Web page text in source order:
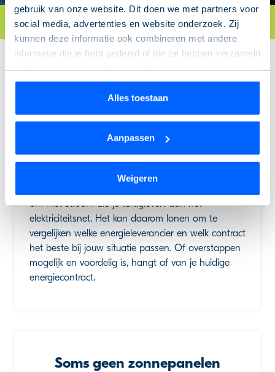
gebruik van onze website. Dit doen we met partners voor
social media, advertenties en website onderzoek. Zij
kunnen deze informatie ook combineren met andere
informatie die je hebt gedeeld of die ze hebben verzameld
Wil je je keuze aanpassen of je toestemming intrekken?
Dat kan op elk moment via de link ‘cookieverklaring’
We werken samen met9 derdendie uw gegevens
Alles toestaan
Aanpassen
Weigeren
Wat je ook wil weten
Energieleveranciers vergelijken
Het is verstandig om energieleveranciers te
om met stroom die je teruglevert aan het
elektriciteitsnet. Het kan daarom lonen om te
vergelijken welke energieleverancier en welk contract
het beste bij jouw situatie passen. Of overstappen
mogelijk en voordelig is, hangt af van je huidige
energiecontract.
Soms geen zonnepanelen